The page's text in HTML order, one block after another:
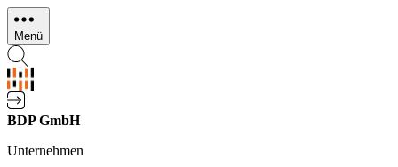
Direkt
zum
Inhalt
Menü
BDP GmbH
Unternehmen